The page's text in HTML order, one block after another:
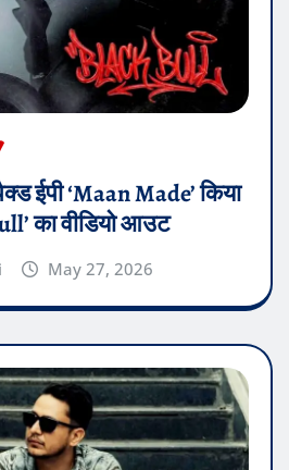
ईपी ‘Maan Made’ किया
का वीडियो आउट
May 27, 2026